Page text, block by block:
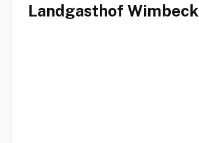
Landgasthof Wimbeck